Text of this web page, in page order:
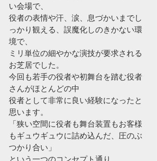
い会場で、
役者の表情や汗、涙、息づかいまでし
っかり観える、誤魔化しのきかない環
境で、
ミリ単位の細やかな演技が要求される
お芝居でした。
今回も若手の役者や初舞台を踏む役者
さんがほとんどの中
役者として非常に良い経験になったと
思います。
「狭い空間に役者も舞台装置もお客様
もギュウギュウに詰め込んだ、圧のぶ
つかり合い」